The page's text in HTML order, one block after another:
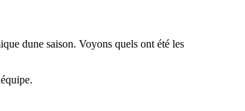
dune saison. Voyons quels ont été les